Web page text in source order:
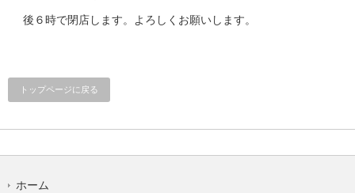
後６時で閉店します。よろしくお願いします。
トップページに戻る
ホーム